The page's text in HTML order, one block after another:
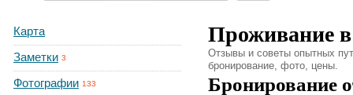
Карта
Заметки 3
Фотографии 133
Проживание
Отзывы и советы опытных
бронирование, фото, цены.
Бронирование